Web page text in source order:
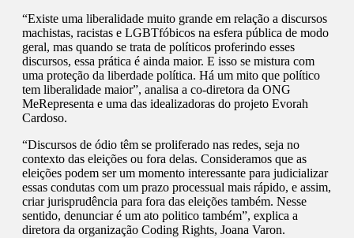
“Existe uma liberalidade muito grande em relação a discursos
machistas, racistas e LGBTfóbicos na esfera pública de modo
geral, mas quando se trata de políticos proferindo esses
discursos, essa prática é ainda maior. E isso se mistura com
uma proteção da liberdade política. Há um mito que político
tem liberalidade maior”, analisa a co-diretora da ONG
MeRepresenta e uma das idealizadoras do projeto Evorah
Cardoso.
“Discursos de ódio têm se proliferado nas redes, seja no
contexto das eleições ou fora delas. Consideramos que as
eleições podem ser um momento interessante para judicializar
essas condutas com um prazo processual mais rápido, e assim,
criar jurisprudência para fora das eleições também. Nesse
sentido, denunciar é um ato politico também”, explica a
diretora da organização Coding Rights, Joana Varon.